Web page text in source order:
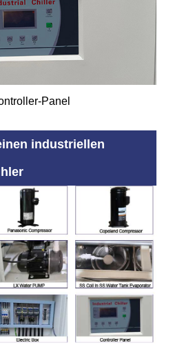
Panel
industriellen